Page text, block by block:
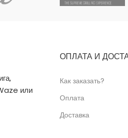
или
ОПЛАТА И
Как заказать?
Оплата
Доставка